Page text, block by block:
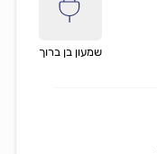
שמעון בן ברוך